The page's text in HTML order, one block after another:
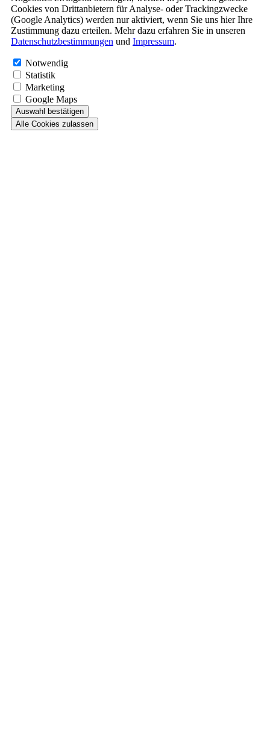
Cookies von Drittanbietern für Analyse- oder Trackingzwecke
(Google Analytics) werden nur aktiviert, wenn Sie uns hier Ihre
Zustimmung dazu erteilen. Mehr dazu erfahren Sie in unseren
Datenschutzbestimmungen und Impressum.
Notwendig
Statistik
Marketing
Google Maps